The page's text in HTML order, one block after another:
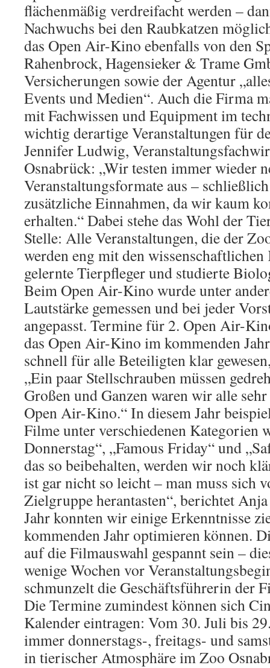
flächenmäßig verdreifacht werden –
Nachwuchs bei den Raubkatzen
das Open Air-Kino ebenfalls von den
Rahenbrock, Hagensieker & Trame
Versicherungen sowie der Agentur
Events und Medien“. Auch die Firma
mit Fachwissen und Equipment im
wichtig derartige Veranstaltungen für
Jennifer Ludwig,
Osnabrück: „Wir testen immer wieder
Veranstaltungsformate aus –
zusätzliche Einnahmen, da wir kaum
erhalten.“ Dabei stehe das Wohl der
Stelle: Alle Veranstaltungen, die der
werden eng mit den
gelernte Tierpfleger und studierte
Beim Open Air-Kino wurde unter
Lautstärke gemessen und bei jeder
angepasst. Termine für 2. Open Air-
das Open Air-Kino im kommenden
schnell für alle Beteiligten klar
„Ein paar Stellschrauben müssen
Großen und Ganzen waren wir alle
Open Air-Kino.“ In diesem Jahr
Filme unter verschiedenen Kategorien
Donnerstag“, „Famous Friday“ und
das so beibehalten, werden wir noch
ist gar nicht so leicht – man muss sich
Zielgruppe herantasten“, berichtet
Jahr konnten wir einige Erkenntnisse
kommenden Jahr optimieren können.
auf die Filmauswahl gespannt sein –
wenige Wochen vor
schmunzelt die Geschäftsführerin der
Die Termine zumindest können sich
Kalender eintragen: Vom 30. Juli bis
immer donnerstags-, freitags- und
in tierischer Atmosphäre im Zoo